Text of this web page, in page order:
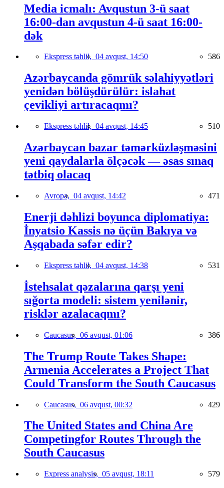
Media icmalı: Avqustun 3-ü saat
16:00-dan avqustun 4-ü saat 16:00-
dək
Ekspress təhlil, 04 avqust, 14:50 586
Azərbaycanda gömrük səlahiyyətləri
yenidən bölüşdürülür: islahat
çevikliyi artıracaqmı?
Ekspress təhlil, 04 avqust, 14:45 510
Azərbaycan bazar təmərküzləşməsini
yeni qaydalarla ölçəcək — əsas sınaq
tətbiq olacaq
Avropa, 04 avqust, 14:42 471
Enerji dəhlizi boyunca diplomatiya:
İnyatsio Kassis nə üçün Bakıya və
Aşqabada səfər edir?
Ekspress təhlil, 04 avqust, 14:38 531
İstehsalat qəzalarına qarşı yeni
sığorta modeli: sistem yenilənir,
risklər azalacaqmı?
Caucasus, 06 avqust, 01:06 386
The Trump Route Takes Shape:
Armenia Accelerates a Project That
Could Transform the South Caucasus
Caucasus, 06 avqust, 00:32 429
The United States and China Are
Competingfor Routes Through the
South Caucasus
Express analysis, 05 avqust, 18:11 579